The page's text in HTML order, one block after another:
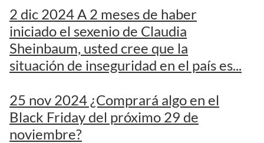
2 dic 2024 A 2 meses de haber
iniciado el sexenio de Claudia
Sheinbaum, usted cree que la
situación de inseguridad en el país es...
25 nov 2024 ¿Comprará algo en el
Black Friday del próximo 29 de
noviembre?